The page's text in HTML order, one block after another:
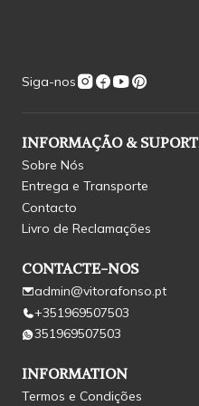
Siga-nos
INFORMAÇÃO &
Sobre Nós
Entrega e Transporte
Contacto
Livro de Reclamações
CONTACTE-NOS
admin@vitorafonso.pt
+351969507503
351969507503
INFORMATION
Termos e Condições